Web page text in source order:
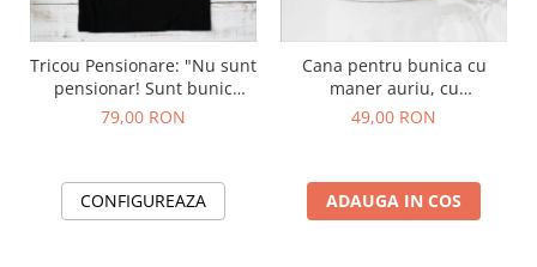
Tricou Pensionare: "Nu sunt
pensionar! Sunt bunic
profesionist"
79,00 RON
CONFIGUREAZA
Cana pentru bunica cu
maner auriu, cu
mesajul "doar cele mai
49,00 RON
ADAUGA IN COS